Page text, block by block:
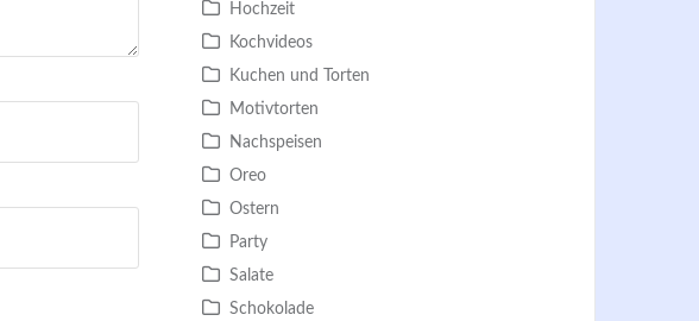
Hochzeit
Kochvideos
Kuchen und Torten
Motivtorten
Nachspeisen
Oreo
Ostern
Party
Salate
Schokolade